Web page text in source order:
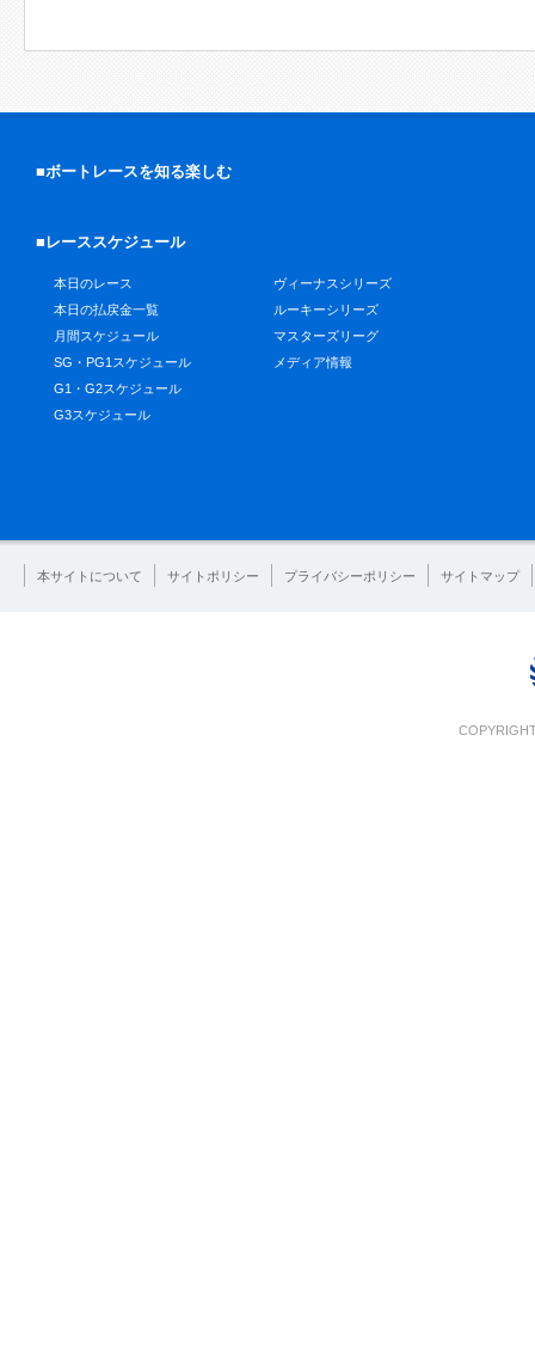
■ボートレースを知る楽しむ
■レーススケジュール
本日のレース
本日の払戻金一覧
月間スケジュール
SG・PG1スケジュール
G1・G2スケジュール
G3スケジュール
ヴィーナスシリーズ
ルーキーシリーズ
マスターズリーグ
メディア情報
本サイトについて サイトポリシー プライバシーポリシー サイトマップ